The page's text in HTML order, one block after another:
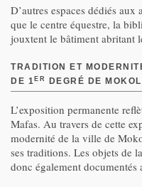
D’autres espaces dédiés
que le centre équestre, la
jouxtent le bâtiment abritant
TRADITION ET
DE 1 ER DEGRÉ DE
L’exposition permanente
Mafas. Au travers de cette
modernité de la ville de
ses traditions. Les objets de
donc également documentés